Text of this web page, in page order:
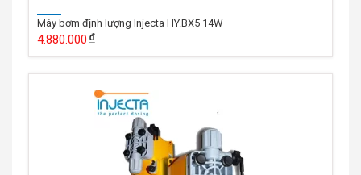
Máy bơm định lượng Injecta HY.BX5 14W
4.880.000